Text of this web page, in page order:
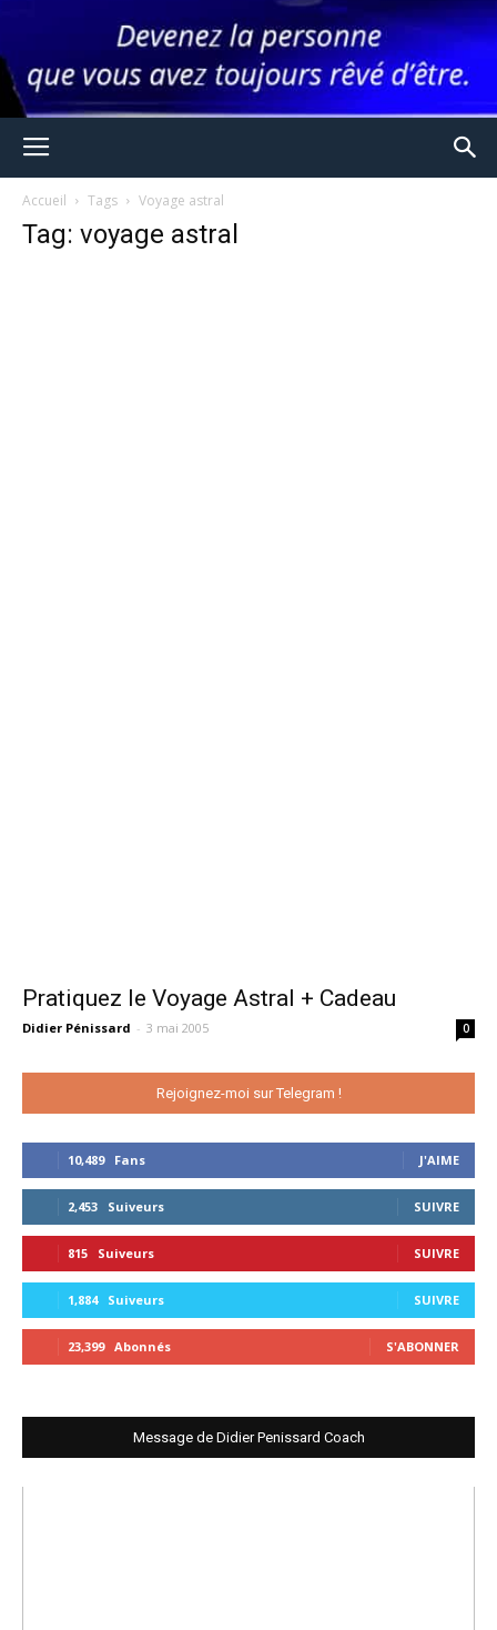
Accueil Tags Voyage astral
Tag: voyage astral
Pratiquez le Voyage Astral + Cadeau
Didier Pénissard - 3 mai 2005 0
Rejoignez-moi sur Telegram !
10,489 Fans J'AIME
2,453 Suiveurs SUIVRE
815 Suiveurs SUIVRE
1,884 Suiveurs SUIVRE
23,399 Abonnés S'ABONNER
Message de Didier Penissard Coach